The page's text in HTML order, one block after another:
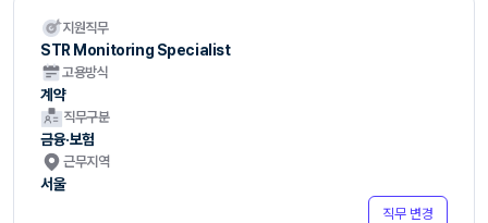
지원직무
STR Monitoring Specialist
고용방식
계약
직무구분
금융·보험
근무지역
서울
직무 변경